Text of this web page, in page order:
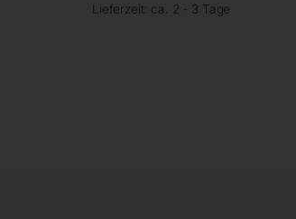
Lieferzeit: ca. 2 - 3 Tage